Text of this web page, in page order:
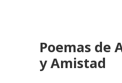
Poemas de
y Amistad